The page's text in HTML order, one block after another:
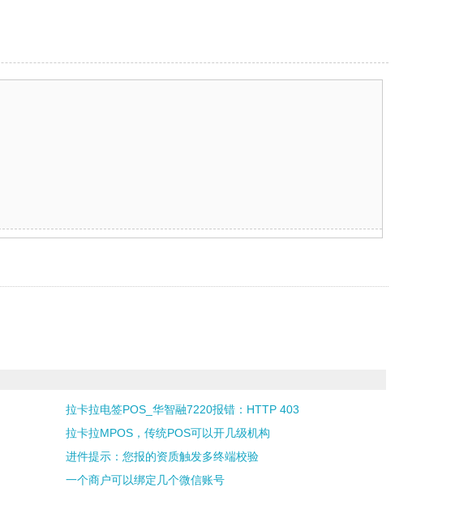
拉卡拉电签POS_华智融7220报错：HTTP 403
拉卡拉MPOS，传统POS可以开几级机构
进件提示：您报的资质触发多终端校验
一个商户可以绑定几个微信账号